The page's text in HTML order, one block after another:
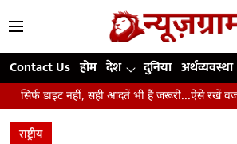
Contact Us होम देश दुनिया अर्थव्यवस्था
सही आदतें भी हैं जरूरी...ऐसे रखें वजन पर कंट्रोल और
राष्ट्रीय